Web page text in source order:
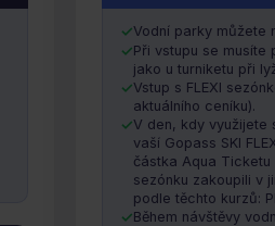
lyžařské sezóny!
Vodní parky můžete
Při vstupu se
jako u turniketu při
Vstup s FLEXI
aktuálního ceníku).
V den, kdy využijete
vaší Gopass SKI
částka Aqua Ticketu
sezónku zakoupili v
podle těchto kurzů:
Během návštěvy